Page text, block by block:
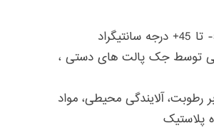
توسط جک پالت های دستی ،
رطوبت، آلایندگی محیطی، مواد
پلاستیک